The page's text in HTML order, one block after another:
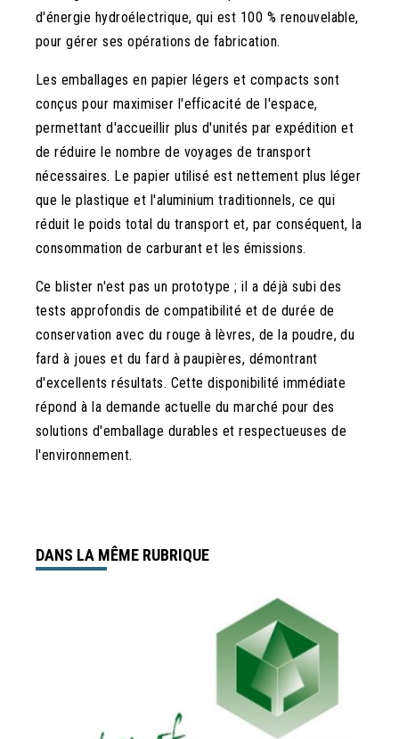
d'énergie hydroélectrique, qui est 100 % renouvelable,
pour gérer ses opérations de fabrication.
Les emballages en papier légers et compacts sont
conçus pour maximiser l'efficacité de l'espace,
permettant d'accueillir plus d'unités par expédition et
de réduire le nombre de voyages de transport
nécessaires. Le papier utilisé est nettement plus léger
que le plastique et l'aluminium traditionnels, ce qui
réduit le poids total du transport et, par conséquent, la
consommation de carburant et les émissions.
Ce blister n'est pas un prototype ; il a déjà subi des
tests approfondis de compatibilité et de durée de
conservation avec du rouge à lèvres, de la poudre, du
fard à joues et du fard à paupières, démontrant
d'excellents résultats. Cette disponibilité immédiate
répond à la demande actuelle du marché pour des
solutions d'emballage durables et respectueuses de
l'environnement.
DANS LA MÊME RUBRIQUE